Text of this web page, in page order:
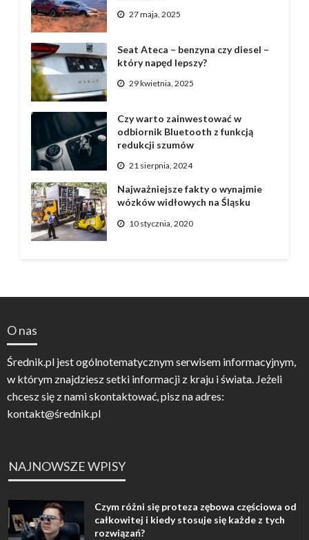
27 maja, 2025
Seat Ateca – benzyna czy diesel –
który napęd lepszy?
29 kwietnia, 2025
Czy warto zainwestować w
odbiornik Bluetooth z funkcją
redukcji szumów
21 sierpnia, 2024
Najważniejsze fakty o wynajmie
wózków widłowych na Śląsku
10 stycznia, 2020
O nas
Średnik.pl jest ogólnotematycznym serwisem informacyjnym,
w którym znajdziesz setki informacji z kraju i świata. Jeżeli
chcesz się z nami skontaktować, pisz na adres:
kontakt@średnik.pl
NAJNOWSZE WPISY
Czym różni się proteza zębowa częściowa od
całkowitej i kiedy stosuje się każde z tych
rozwiązań?